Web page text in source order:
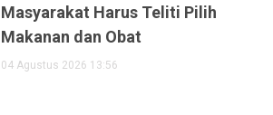
Masyarakat Harus Teliti Pilih
Makanan dan Obat
04 Agustus 2026 13:56